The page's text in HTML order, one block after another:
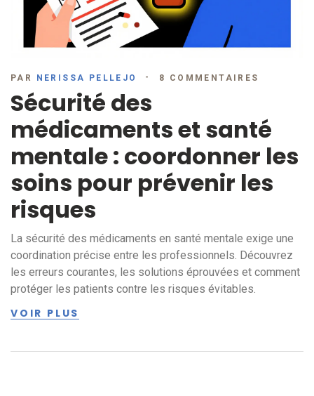
PAR NERISSA PELLEJO 8 COMMENTAIRES
Sécurité des
médicaments et santé
mentale : coordonner les
soins pour prévenir les
risques
La sécurité des médicaments en santé mentale exige une
coordination précise entre les professionnels. Découvrez
les erreurs courantes, les solutions éprouvées et comment
protéger les patients contre les risques évitables.
VOIR PLUS